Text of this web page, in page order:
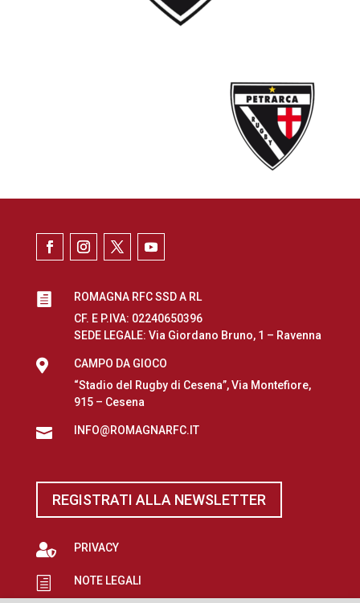

ROMAGNA RFC SSD A RL
CF. E P.IVA: 02240650396
SEDE LEGALE: Via Giordano Bruno, 1 – Ravenna

CAMPO DA GIOCO
“Stadio del Rugby di Cesena”, Via Montefiore,
915 – Cesena
 INFO@ROMAGNARFC.IT
REGISTRATI ALLA NEWSLETTER
 PRIVACY
h NOTE LEGALI